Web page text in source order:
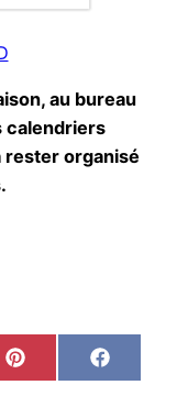
au bureau
calendriers
rester organisé
Share
on
Pinterest Share
on